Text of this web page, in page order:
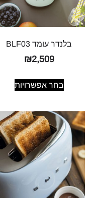
בלנדר עומד BLF03
₪2,509
בחר אפשרויות